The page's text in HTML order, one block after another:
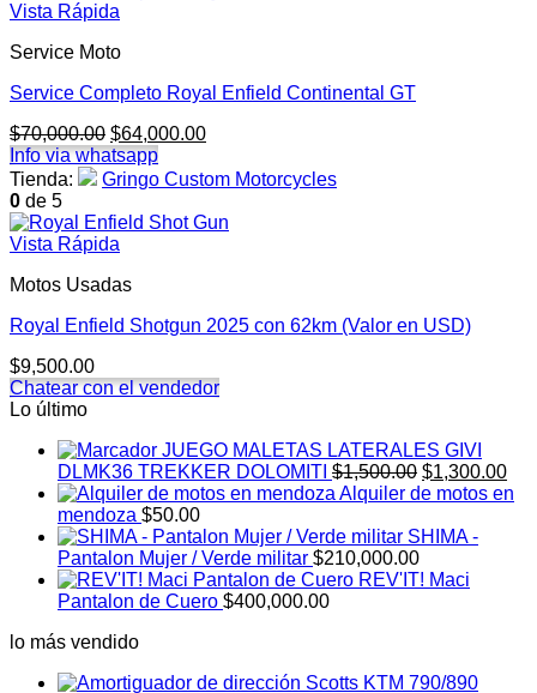
Vista Rápida
Service Moto
Service Completo Royal Enfield Continental GT
$70,000.00 El
precio
original
$70,000.00.
$64,000.00El
actual
$64,000.00.
Info via whatsapp
Tienda:
Gringo Custom Motorcycles
0 de 5
Vista Rápida
Motos Usadas
Royal Enfield Shotgun 2025 con 62km (Valor en USD)
$9,500.00
Chatear con el vendedor
Lo último
JUEGO MALETAS LATERALES GIVI
DLMK36 TREKKER DOLOMITI $1,500.00 El
precio
era:
$1,300.00El
Alquiler de motos en
mendoza $50.00
SHIMA -
Pantalon Mujer / Verde militar $210,000.00
REV'IT! Maci
Pantalon de Cuero $400,000.00
lo más vendido